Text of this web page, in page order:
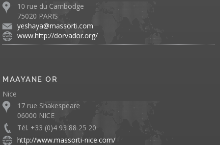
10 rue du Cambodge
75020 PARIS
yeshaya@massorti.com
www.http://dorvador.org/
MAAYANE OR
Nice
17 rue Shakespeare
06000 NICE
Tél. +33 (0)4 93 88 25 20
http://www.massorti-nice.com/